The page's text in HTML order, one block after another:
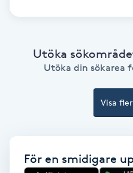
Friskvårdsmassage
Utöka
Utöka din
Visa
För en smidigare